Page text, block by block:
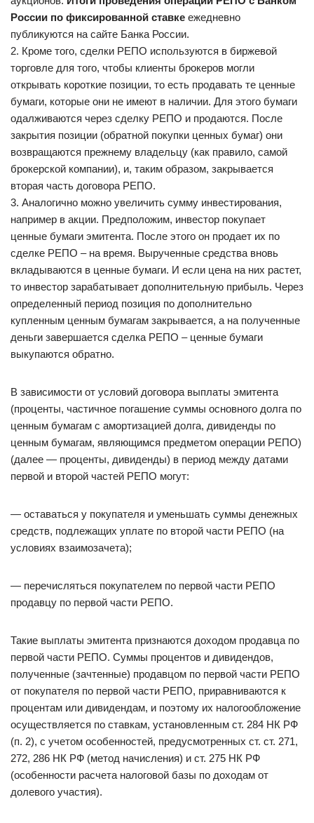
России по фиксированной ставке ежедневно
публикуются на сайте Банка России.
2. Кроме того, сделки РЕПО используются в биржевой
торговле для того, чтобы клиенты брокеров могли
открывать короткие позиции, то есть продавать те ценные
бумаги, которые они не имеют в наличии. Для этого бумаги
одалживаются через сделку РЕПО и продаются. После
закрытия позиции (обратной покупки ценных бумаг) они
возвращаются прежнему владельцу (как правило, самой
брокерской компании), и, таким образом, закрывается
вторая часть договора РЕПО.
3. Аналогично можно увеличить сумму инвестирования,
например в акции. Предположим, инвестор покупает
ценные бумаги эмитента. После этого он продает их по
сделке РЕПО – на время. Вырученные средства вновь
вкладываются в ценные бумаги. И если цена на них растет,
то инвестор зарабатывает дополнительную прибыль. Через
определенный период позиция по дополнительно
купленным ценным бумагам закрывается, а на полученные
деньги завершается сделка РЕПО – ценные бумаги
выкупаются обратно.
В зависимости от условий договора выплаты эмитента
(проценты, частичное погашение суммы основного долга по
ценным бумагам с амортизацией долга, дивиденды по
ценным бумагам, являющимся предметом операции РЕПО)
(далее — проценты, дивиденды) в период между датами
первой и второй частей РЕПО могут:
— оставаться у покупателя и уменьшать суммы денежных
средств, подлежащих уплате по второй части РЕПО (на
условиях взаимозачета);
— перечисляться покупателем по первой части РЕПО
продавцу по первой части РЕПО.
Такие выплаты эмитента признаются доходом продавца по
первой части РЕПО. Суммы процентов и дивидендов,
полученные (зачтенные) продавцом по первой части РЕПО
от покупателя по первой части РЕПО, приравниваются к
процентам или дивидендам, и поэтому их налогообложение
осуществляется по ставкам, установленным ст. 284 НК РФ
(п. 2), с учетом особенностей, предусмотренных ст. ст. 271,
272, 286 НК РФ (метод начисления) и ст. 275 НК РФ
(особенности расчета налоговой базы по доходам от
долевого участия).